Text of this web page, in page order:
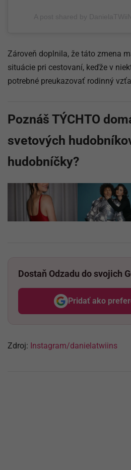
Zároveň doplnila, že táto zmena
situácie pri cestovaní, keďže v
potrebné preukazovať rodinný
Poznáš TÝCHTO
svetových
hudobníčky?
Dostaň Odzadu do svojich
Pridať ako
Zdroj: Instagram/danielatwiins